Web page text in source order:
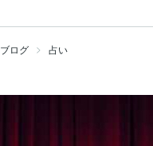
ブログ 占い